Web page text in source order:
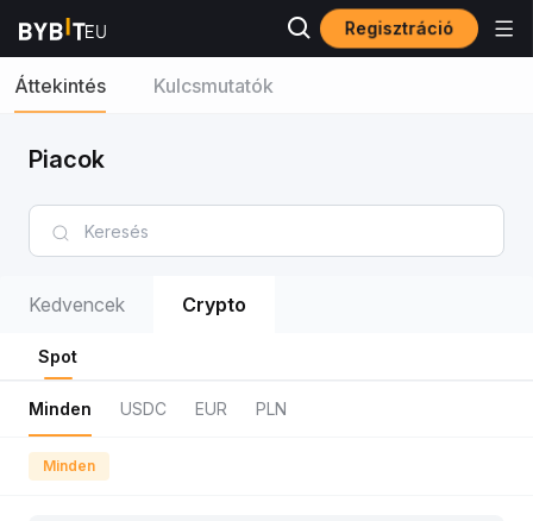
Regisztráció
Áttekintés Kulcsmutatók
Piacok
Kedvencek Crypto
Spot
Minden USDC EUR PLN
Minden